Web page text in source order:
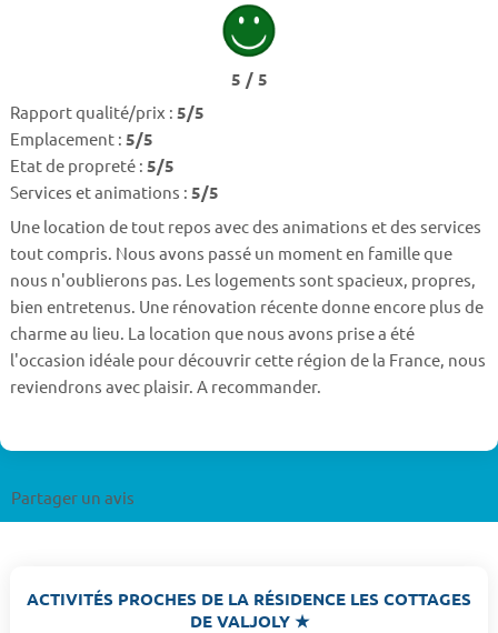
5 / 5
Rapport qualité/prix : 5/5
Emplacement : 5/5
Etat de propreté : 5/5
Services et animations : 5/5
Une location de tout repos avec des animations et des services
tout compris. Nous avons passé un moment en famille que
nous n'oublierons pas. Les logements sont spacieux, propres,
bien entretenus. Une rénovation récente donne encore plus de
charme au lieu. La location que nous avons prise a été
l'occasion idéale pour découvrir cette région de la France, nous
reviendrons avec plaisir. A recommander.
Partager un avis
ACTIVITÉS PROCHES DE LA RÉSIDENCE LES COTTAGES
DE VALJOLY ★